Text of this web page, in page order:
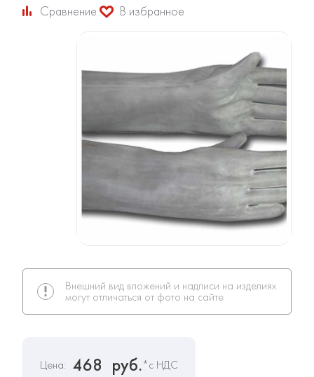
Сравнение В избранное
Внешний вид вложений и надписи на изделиях
могут отличаться от фото на сайте
Цена: 468 руб.*с НДС